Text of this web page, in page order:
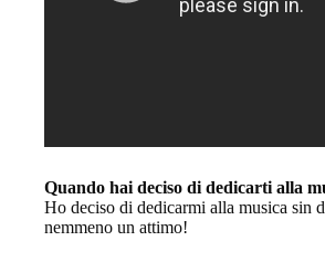
Quando hai deciso di dedicarti alla
Ho deciso di dedicarmi alla musica sin
nemmeno un attimo!